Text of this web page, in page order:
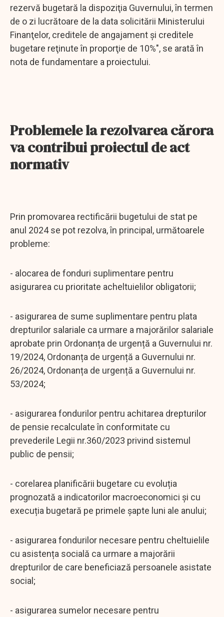
rezervă bugetară la dispoziţia Guvernului, în termen
de o zi lucrătoare de la data solicitării Ministerului
Finanţelor, creditele de angajament şi creditele
bugetare reţinute în proporţie de 10%", se arată în
nota de fundamentare a proiectului.
Problemele la rezolvarea cărora
va contribui proiectul de act
normativ
Prin promovarea rectificării bugetului de stat pe
anul 2024 se pot rezolva, în principal, următoarele
probleme:
- alocarea de fonduri suplimentare pentru
asigurarea cu prioritate acheltuielilor obligatorii;
- asigurarea de sume suplimentare pentru plata
drepturilor salariale ca urmare a majorărilor salariale
aprobate prin Ordonanța de urgență a Guvernului nr.
19/2024, Ordonanța de urgență a Guvernului nr.
26/2024, Ordonanța de urgență a Guvernului nr.
53/2024;
- asigurarea fondurilor pentru achitarea drepturilor
de pensie recalculate în conformitate cu
prevederile Legii nr.360/2023 privind sistemul
public de pensii;
- corelarea planificării bugetare cu evoluția
prognozată a indicatorilor macroeconomici și cu
execuția bugetară pe primele șapte luni ale anului;
- asigurarea fondurilor necesare pentru cheltuielile
cu asistența socială ca urmare a majorării
drepturilor de care beneficiază persoanele asistate
social;
- asigurarea sumelor necesare pentru